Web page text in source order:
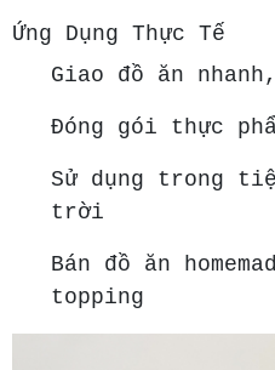
Ứng Dụng Thực Tế
Giao đồ ăn
Đóng gói thực
Sử dụng trong
trời
Bán đồ ăn
topping